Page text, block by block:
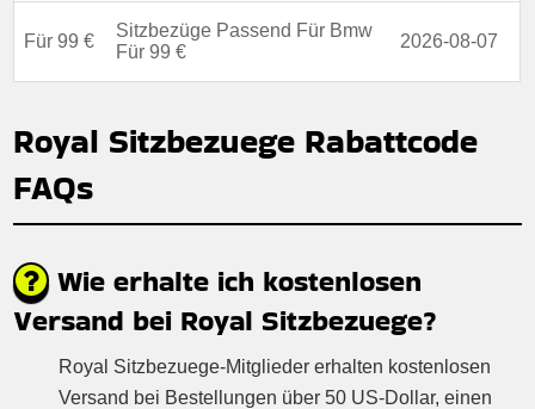
Für 99 €
Sitzbezüge Passend Für Bmw
Für 99 €
2026-08-07
Royal Sitzbezuege Rabattcode
FAQs
Wie erhalte ich kostenlosen
Versand bei Royal Sitzbezuege?
Royal Sitzbezuege-Mitglieder erhalten kostenlosen
Versand bei Bestellungen über 50 US-Dollar, einen